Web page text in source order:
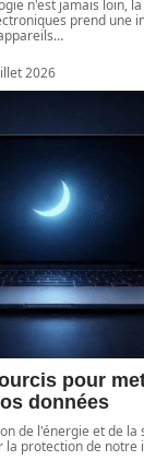
n'est jamais loin,
prend une
…
2026
pour
données
de l'énergie et de la
la protection de notre